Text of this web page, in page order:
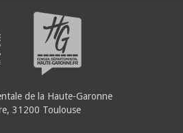
de la Haute-Garonne
31200 Toulouse